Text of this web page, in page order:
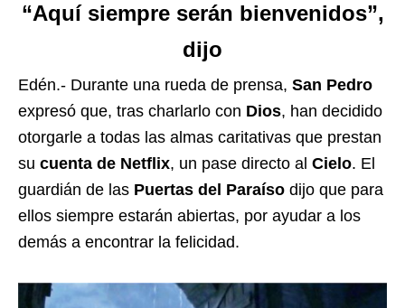
“Aquí siempre serán bienvenidos”,
dijo
Edén.- Durante una rueda de prensa, San Pedro
expresó que, tras charlarlo con Dios, han decidido
otorgarle a todas las almas caritativas que prestan
su cuenta de Netflix, un pase directo al Cielo. El
guardián de las Puertas del Paraíso dijo que para
ellos siempre estarán abiertas, por ayudar a los
demás a encontrar la felicidad.